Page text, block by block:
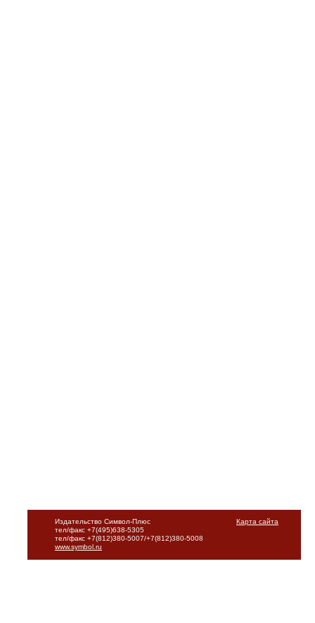
Карта сайта
Издательство Символ-Плюс
тел/факс +7(495)638-5305
тел/факс +7(812)380-5007/+7(812)380-5008
www.symbol.ru